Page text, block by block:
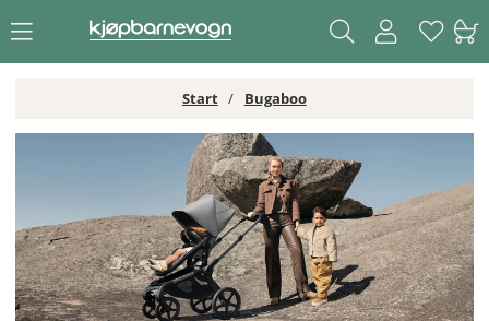
Start Bugaboo